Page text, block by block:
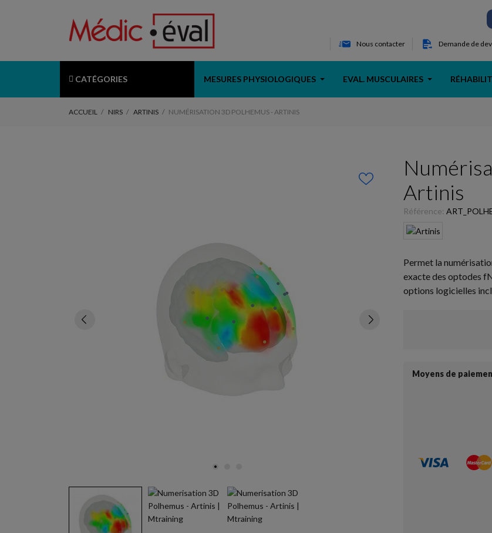
Nous contacter Demande de
CATÉGORIES MESURES PHYSIOLOGIQUES EVAL. MUSCULAIRES
ACCUEIL NIRS ARTINIS NUMÉRISATION 3D POLHEMUS - ARTINIS
Artinis
Référence:
Permet la
exacte des optodes
options logicielles
Moyens de